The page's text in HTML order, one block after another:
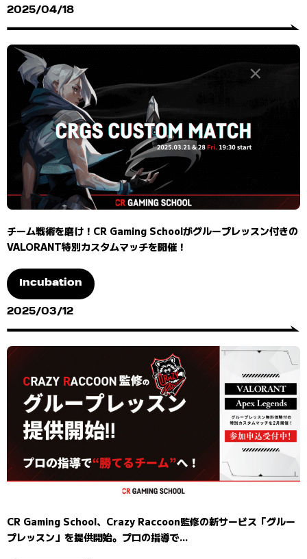
2025/04/18
チーム戦術を磨け！CR Gaming Schoolがグループレッスン付きの
VALORANT特別カスタムマッチを開催！
Incubation
2025/03/12
CR Gaming School、Crazy Raccoon監修の新サービス「グルー
プレッスン」を提供開始。プロの指導で...